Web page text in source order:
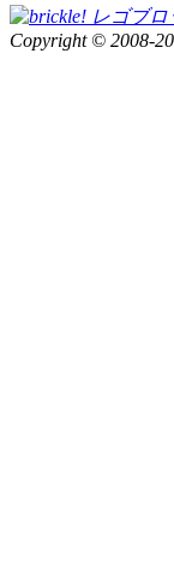
Copyright © 2008-